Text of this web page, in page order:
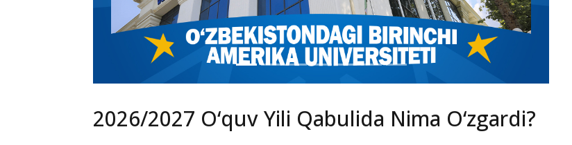
2026/2027 O‘quv Yili Qabulida Nima O‘zgardi?